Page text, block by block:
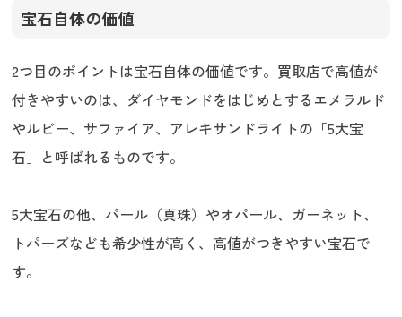
宝石自体の価値
2つ目のポイントは宝石自体の価値です。買取店で高値が
付きやすいのは、ダイヤモンドをはじめとするエメラルド
やルビー、サファイア、アレキサンドライトの「5大宝
石」と呼ばれるものです。
5大宝石の他、パール（真珠）やオパール、ガーネット、
トパーズなども希少性が高く、高値がつきやすい宝石で
す。